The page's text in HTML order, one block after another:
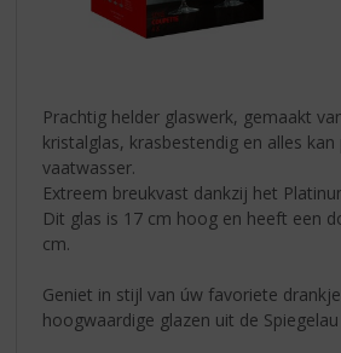
Prachtig helder glaswerk, gemaakt
kristalglas, krasbestendig en alles
vaatwasser.
Extreem breukvast dankzij het
Dit glas is 17 cm hoog en heeft een
cm.
Geniet in stijl van úw favoriete
hoogwaardige glazen uit de